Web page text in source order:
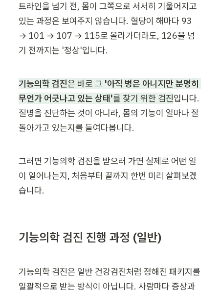
트라인을 넘기 전, 몸이 그쪽으로 서서히 기울어지고
있는 과정은 보여주지 않습니다. 혈당이 해마다 93
→ 101 → 107 → 115로 올라가더라도, 126을 넘
기 전까지는 '정상'입니다.
기능의학 검진은 바로 그 '아직 병은 아니지만 분명히
무언가 어긋나고 있는 상태'를 찾기 위한 검진입니다.
질병을 진단하는 것이 아니라, 몸의 기능이 얼마나 잘
돌아가고 있는지를 들여다봅니다.
그러면 기능의학 검진을 받으러 가면 실제로 어떤 일
이 일어나는지, 처음부터 끝까지 한번 미리 살펴보겠
습니다.
기능의학 검진 진행 과정 (일반)
기능의학 검진은 일반 건강검진처럼 정해진 패키지를
일괄적으로 받는 방식이 아닙니다. 사람마다 증상과